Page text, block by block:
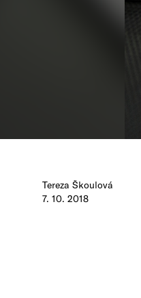
Tereza Škoulová
7. 10. 2018